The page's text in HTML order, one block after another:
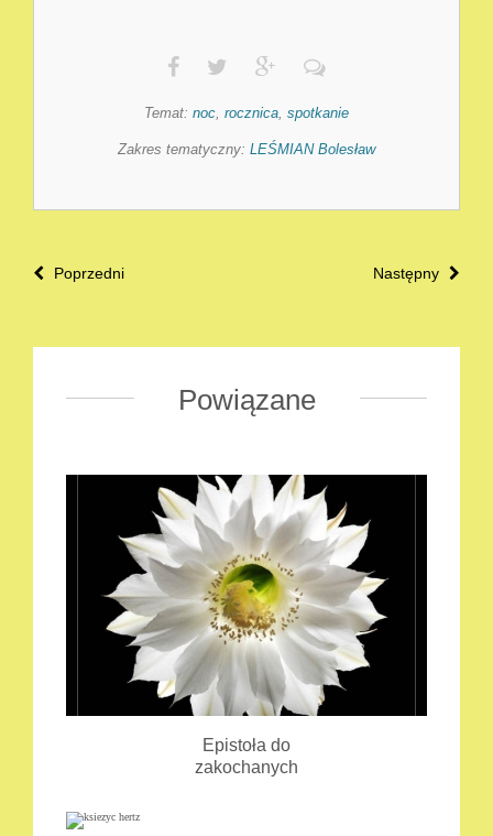
Temat: noc, rocznica, spotkanie
Zakres tematyczny: LEŚMIAN Bolesław
Następny
Poprzedni
Powiązane
Epistoła do
zakochanych